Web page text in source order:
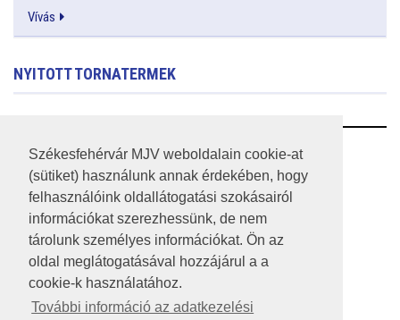
Székesfehérvár MJV weboldalain cookie-at
(sütiket) használunk annak érdekében, hogy
felhasználóink oldallátogatási szokásairól
információkat szerezhessünk, de nem
tárolunk személyes információkat. Ön az
oldal meglátogatásával hozzájárul a a
cookie-k használatához.
További információ az adatkezelési
Vívás
NYITOTT TORNATERMEK
RSS
A HONLAP 2017.03.31-I ÁLLAPOTA
JOGI NYILATKOZAT
IMPRESSZUM